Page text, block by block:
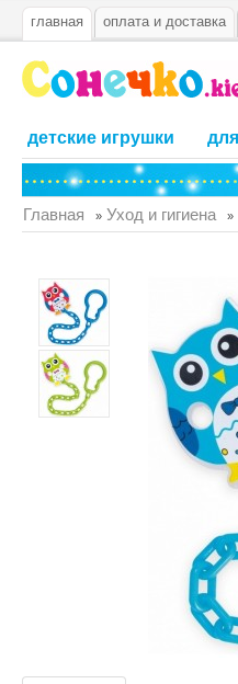
главная оплата и доставка
детские игрушки
Главная » Уход и гигиена »